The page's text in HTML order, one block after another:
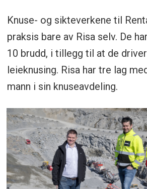
Knuse- og sikteverkene til
praksis bare av Risa selv. De
10 brudd, i tillegg til at de
leieknusing. Risa har tre lag
mann i sin knuseavdeling.